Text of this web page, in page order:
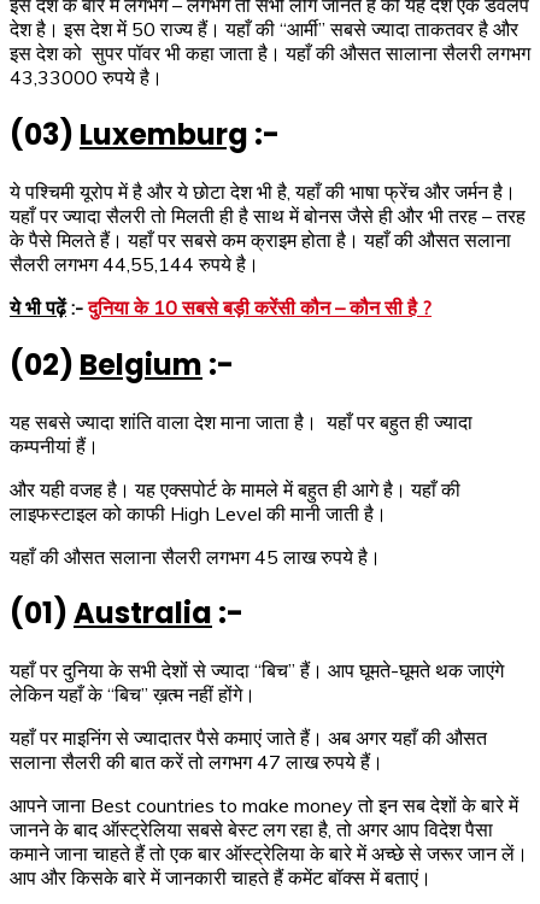
देश है। इस देश में 50 राज्य हैं। यहाँ की “आर्मी” सबसे ज्यादा ताकतवर है और
इस देश को सुपर पॉवर भी कहा जाता है। यहाँ की औसत सालाना सैलरी लगभग
43,33000 रुपये है।
(03) Luxemburg :-
ये पश्चिमी यूरोप में है और ये छोटा देश भी है, यहाँ की भाषा फ्रेंच और जर्मन है।
यहाँ पर ज्यादा सैलरी तो मिलती ही है साथ में बोनस जैसे ही और भी तरह – तरह
के पैसे मिलते हैं। यहाँ पर सबसे कम क्राइम होता है। यहाँ की औसत सलाना
सैलरी लगभग 44,55,144 रुपये है।
ये भी पढ़ें :- दुनिया के 10 सबसे बड़ी करेंसी कौन – कौन सी है ?
(02) Belgium :-
यह सबसे ज्यादा शांति वाला देश माना जाता है। यहाँ पर बहुत ही ज्यादा
कम्पनीयां हैं।
और यही वजह है। यह एक्सपोर्ट के मामले में बहुत ही आगे है। यहाँ की
लाइफस्टाइल को काफी High Level की मानी जाती है।
यहाँ की औसत सलाना सैलरी लगभग 45 लाख रुपये है।
(01)Australia :-
यहाँ पर दुनिया के सभी देशों से ज्यादा “बिच” हैं। आप घूमते-घूमते थक जाएंगे
लेकिन यहाँ के “बिच” ख़त्म नहीं होंगे।
यहाँ पर माइनिंग से ज्यादातर पैसे कमाएं जाते हैं। अब अगर यहाँ की औसत
सलाना सैलरी की बात करें तो लगभग 47 लाख रुपये हैं।
आपने जाना Best countries to make money तो इन सब देशों के बारे में
जानने के बाद ऑस्ट्रेलिया सबसे बेस्ट लग रहा है, तो अगर आप विदेश पैसा
कमाने जाना चाहते हैं तो एक बार ऑस्ट्रेलिया के बारे में अच्छे से जरूर जान लें।
आप और किसके बारे में जानकारी चाहते हैं कमेंट बॉक्स में बताएं।